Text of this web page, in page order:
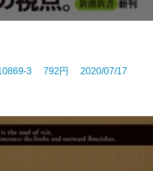
3 792円 2020/07/17